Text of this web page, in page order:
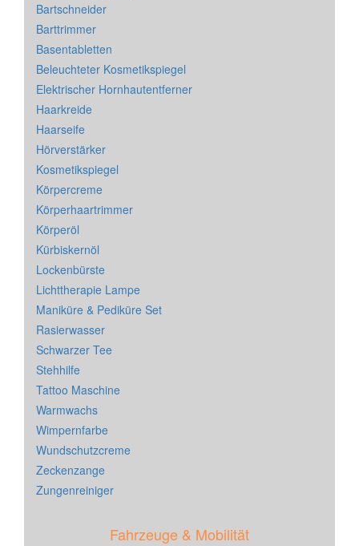
Bartschneider
Barttrimmer
Basentabletten
Beleuchteter Kosmetikspiegel
Elektrischer Hornhautentferner
Haarkreide
Haarseife
Hörverstärker
Kosmetikspiegel
Körpercreme
Körperhaartrimmer
Körperöl
Kürbiskernöl
Lockenbürste
Lichttherapie Lampe
Maniküre & Pediküre Set
Rasierwasser
Schwarzer Tee
Stehhilfe
Tattoo Maschine
Warmwachs
Wimpernfarbe
Wundschutzcreme
Zeckenzange
Zungenreiniger
Fahrzeuge & Mobilität